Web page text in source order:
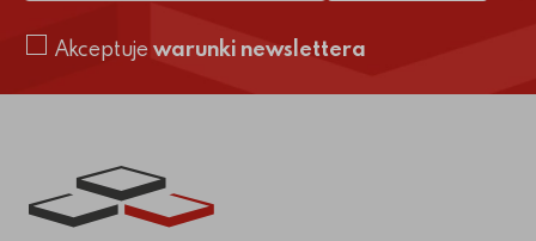
Akceptuje warunki newslettera
Link do strony głównej